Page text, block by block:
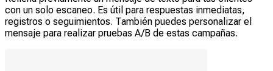
con un solo escaneo. Es útil para respuestas inmediatas,
registros o seguimientos. También puedes personalizar el
mensaje para realizar pruebas A/B de estas campañas.